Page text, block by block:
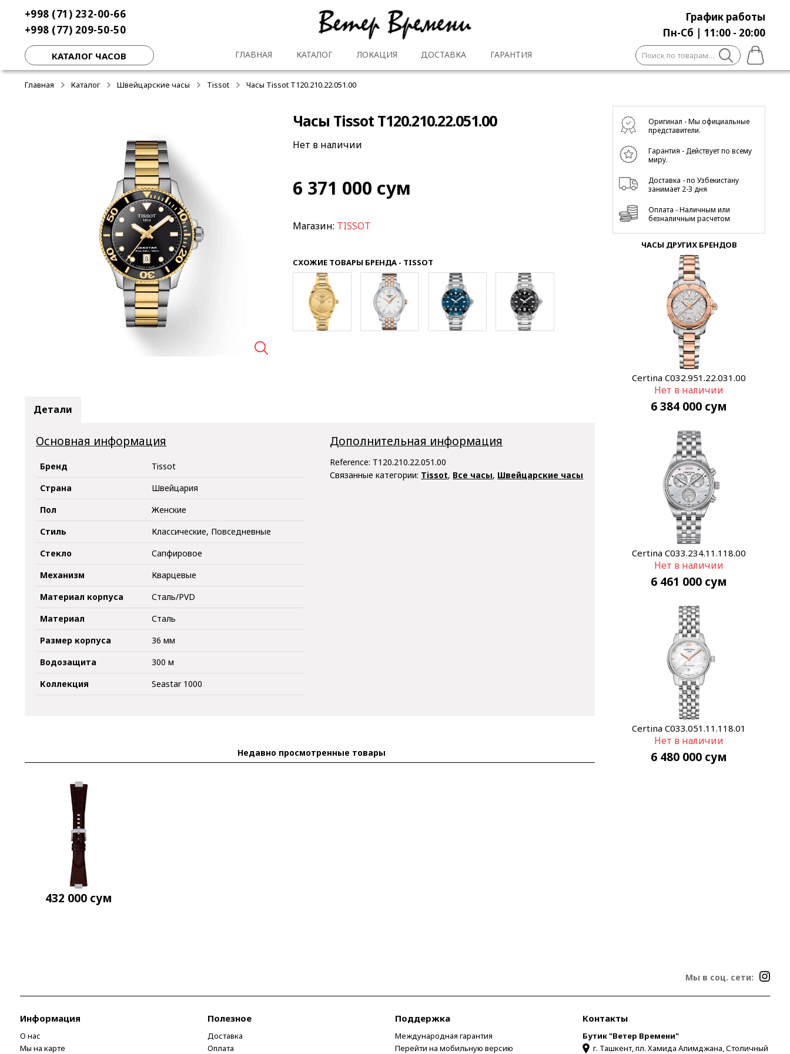
навигации
содержимому
+998 (71) 232-00-66
+998 (77) 209-50-50
График работы
Пн-Сб | 11:00 - 20:00
КАТАЛОГ ЧАСОВ ГЛАВНАЯ КАТАЛОГ ЛОКАЦИЯ ДОСТАВКА ГАРАНТИЯ Искать:
Главная Каталог Швейцарские часы Tissot Часы Tissot T120.210.22.051.00
Часы Tissot T120.210.22.051.00
Нет в наличии
6 371 000 сум
Магазин: TISSOT
СХОЖИЕ ТОВАРЫ БРЕНДА - TISSOT
Детали
Основная информация
Бренд
Tissot
Страна
Швейцария
Пол
Женские
Стиль
Классические, Повседневные
Стекло
Сапфировое
Механизм
Кварцевые
Материал корпуса
Сталь/PVD
Материал
Сталь
Размер корпуса
36 мм
Водозащита
300 м
Коллекция
Seastar 1000
Дополнительная информация
Reference: T120.210.22.051.00
Связанные категории: Tissot, Все часы, Швейцарские часы
Недавно просмотренные товары
432 000 сум
Оригинал - Мы официальные
представители.
Гарантия - Действует по всему
миру.
Доставка - по Узбекистану
занимает 2-3 дня
Оплата - Наличным или
безналичным расчетом
ЧАСЫ ДРУГИХ БРЕНДОВ
Certina C032.951.22.031.00
Нет в наличии
6 384 000 сум
Certina C033.234.11.118.00
Нет в наличии
6 461 000 сум
Certina C033.051.11.118.01
Нет в наличии
6 480 000 сум
Мы в соц. сети:
Информация
О нас
Мы на карте
Полезное
Доставка
Оплата
Поддержка
Международная гарантия
Перейти на мобильную версию
Контакты
Бутик "Ветер Времени"
г. Ташкент, пл. Хамида Алимджана, Столичный